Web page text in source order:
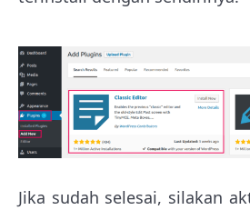
Jika sudah selesai, silakan